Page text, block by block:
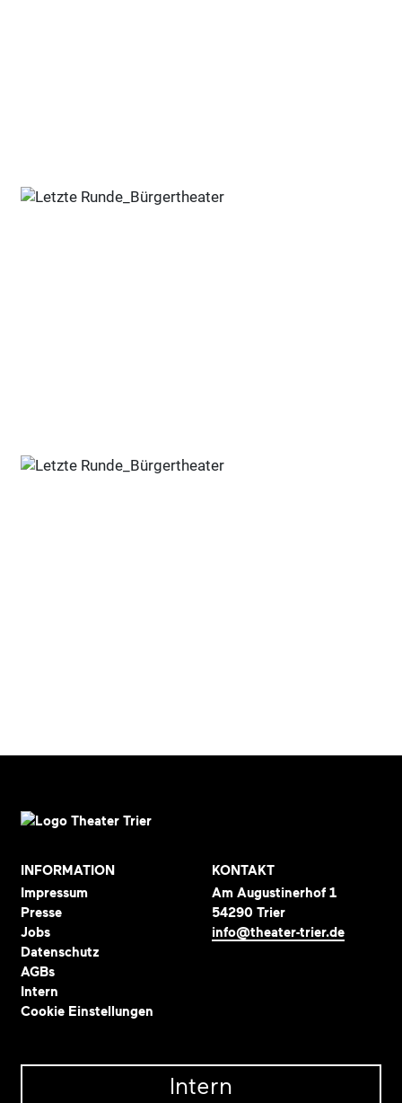
INFORMATION
Impressum
Presse
Jobs
Datenschutz
AGBs
Intern
Cookie Einstellungen
KONTAKT
Am Augustinerhof 1
54290 Trier
info@theater-trier.de
Intern